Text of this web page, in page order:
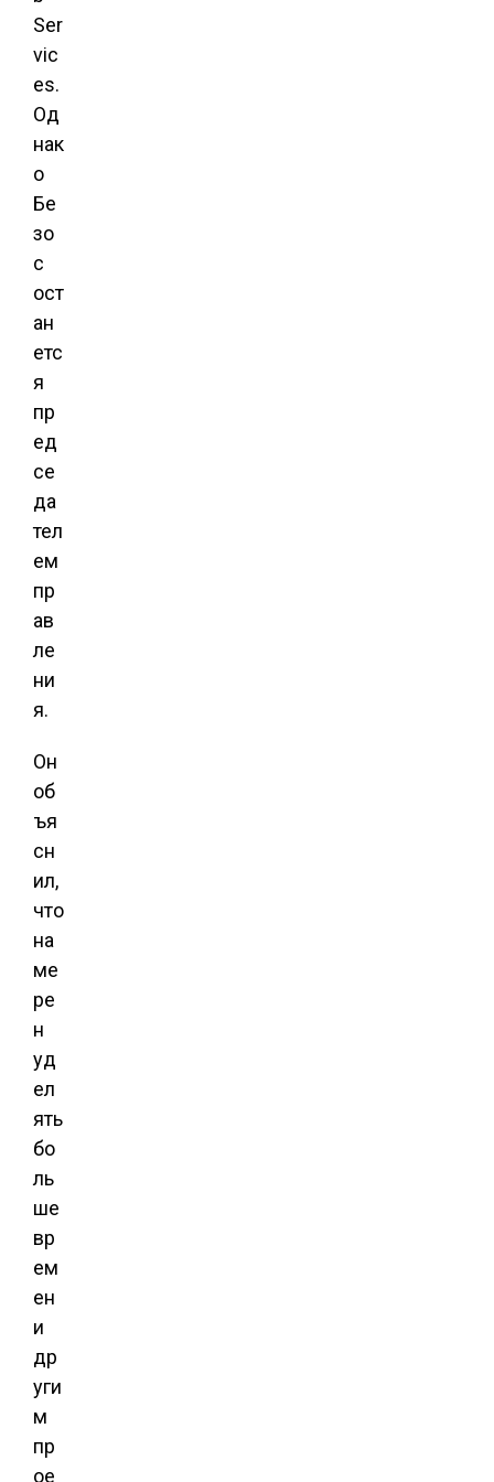
Ser
vic
es.
Од
нак
о
Бе
зо
с
ост
ан
етс
я
пр
ед
се
да
тел
ем
пр
ав
ле
ни
я.
Он
об
ъя
сн
ил,
что
на
ме
ре
н
уд
ел
ять
бо
ль
ше
вр
ем
ен
и
др
уги
м
пр
ое